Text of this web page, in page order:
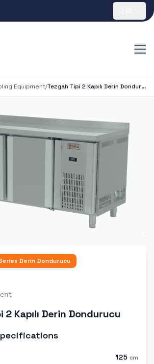
Equipment/ Tezgah Tipi 2 Kapılı Derin Dondurucu
Derin Dondurucu
2 Kapılı Derin Dondurucu
125 cm